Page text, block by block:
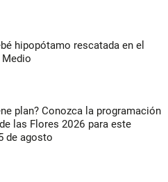
hipopótamo rescatada en el
Medio
plan? Conozca la programación
las Flores 2026 para este
de agosto